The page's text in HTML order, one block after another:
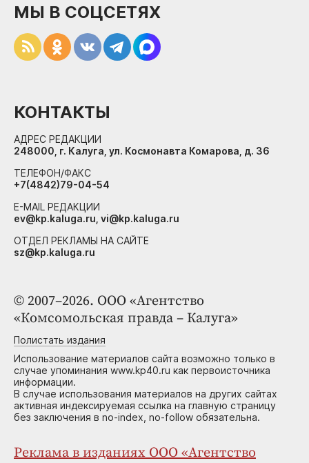
© 2007–2026. ООО «Агентство
«Комсомольская правда – Калуга»
Полистать издания
Использование материалов сайта возможно только в
случае упоминания www.kp40.ru как первоисточника
информации.
В случае использования материалов на других сайтах
активная индексируемая ссылка на главную страницу
без заключения в no-index, no-follow обязательна.
Реклама в изданиях ООО «Агентство
МЫ В СОЦСЕТЯХ
КОНТАКТЫ
АДРЕС РЕДАКЦИИ
248000, г. Калуга, ул. Космонавта Комарова, д. 36
ТЕЛЕФОН/ФАКС
+7(4842)79-04-54
E-MAIL РЕДАКЦИИ
ev@kp.kaluga.ru, vi@kp.kaluga.ru
ОТДЕЛ РЕКЛАМЫ НА САЙТЕ
sz@kp.kaluga.ru